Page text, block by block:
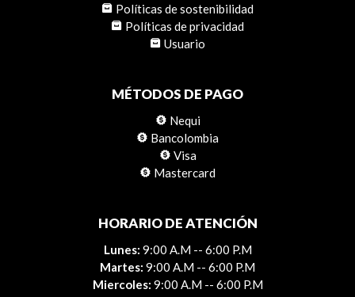
Políticas de sostenibilidad
Políticas de privacidad
Usuario
MÉTODOS DE PAGO
Nequi
Bancolombia
Visa
Mastercard
HORARIO DE ATENCIÓN
Lunes: 9:00 A.M -- 6:00 P.M
Martes: 9:00 A.M -- 6:00 P.M
Miercoles: 9:00 A.M -- 6:00 P.M